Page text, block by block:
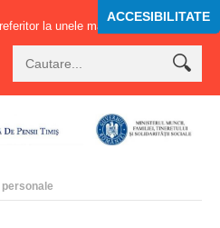
la unele masuri adoptate in
ACCESIBILITATE